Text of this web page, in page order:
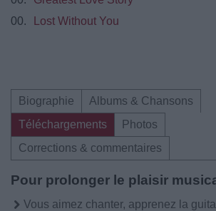
00.
Lost Without You
Biographie
Albums & Chansons
Téléchargements
Photos
Corrections & commentaires
Pour prolonger le plaisir
Vous aimez chanter, apprenez la